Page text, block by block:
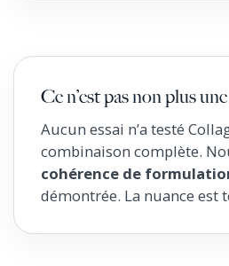
Ce n’est pas non plus
Aucun essai n’a testé
combinaison complète.
cohérence de
démontrée. La nuance est